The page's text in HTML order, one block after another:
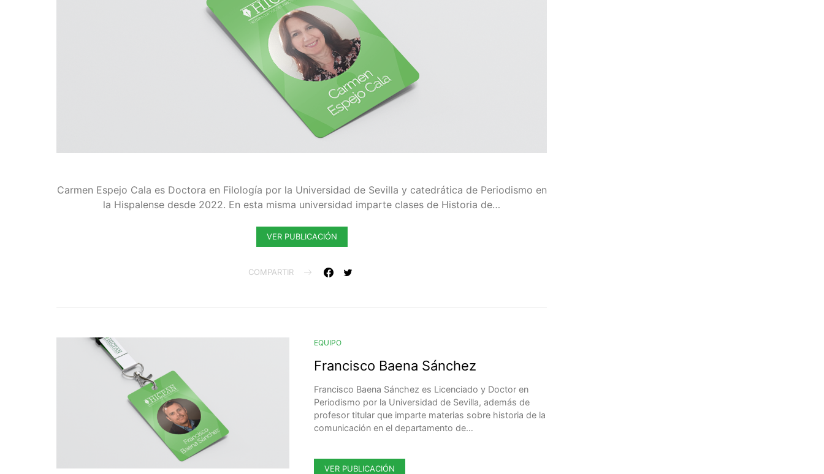
Carmen Espejo Cala es Doctora en Filología por la Universidad de Sevilla y catedrática de Periodismo en
la Hispalense desde 2022. En esta misma universidad imparte clases de Historia de…
VER PUBLICACIÓN
COMPARTIR
EQUIPO
Francisco Baena Sánchez
Francisco Baena Sánchez es Licenciado y Doctor en
Periodismo por la Universidad de Sevilla, además de
profesor titular que imparte materias sobre historia de la
comunicación en el departamento de…
VER PUBLICACIÓN